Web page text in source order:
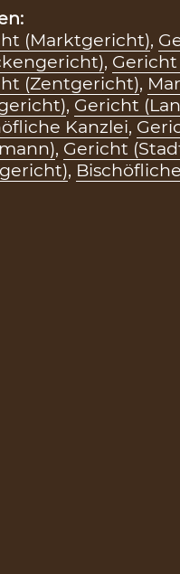
(Marktgericht),
,
(Zentgericht),
, Gericht
Kanzlei,
, Gericht
,